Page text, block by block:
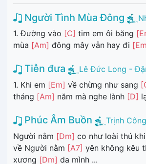
Người Tình Mùa Đông
1. Đường vào [C] tim em ôi băng
mùa [Am] đông mây vẫn hay đi
Tiễn đưa
Lê Đức Long -
1. Khi em [Em] về chừng như sang
tháng [Am] năm mà nghe lành [D]
Phúc Âm Buồn
Trịnh
Người nằm [Dm] co như loài thú
về Người nằm [A7] yên không kêu
xương [Dm] da mình ...